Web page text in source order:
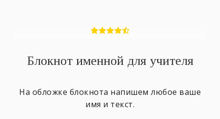
Блокнот именной для учителя
На обложке блокнота напишем любое ваше
имя и текст.